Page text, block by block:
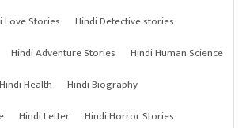
Love Stories
Hindi Detective stories
Hindi Adventure Stories
Hindi Human Science
Hindi Health
Hindi Biography
Hindi Letter Hindi Horror Stories